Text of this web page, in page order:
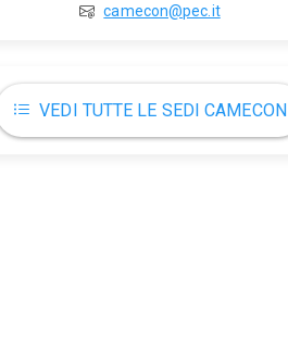
camecon@pec.it
VEDI TUTTE LE SEDI CAMECON